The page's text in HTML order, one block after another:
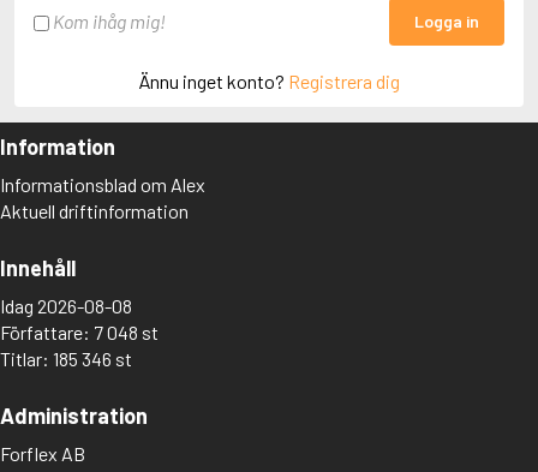
Kom ihåg mig! Logga in
Ännu inget konto? Registrera dig
Information
Informationsblad om Alex
Aktuell driftinformation
Innehåll
Idag 2026-08-08
Författare: 7 048 st
Titlar: 185 346 st
Administration
Forflex AB